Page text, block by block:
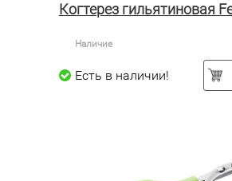
Когтерез гильятиновая
Наличие
Есть в наличии!